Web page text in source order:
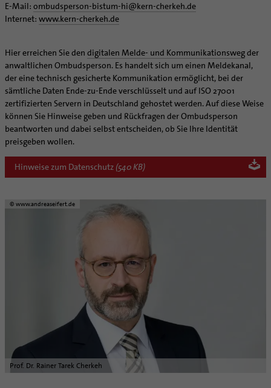
E-Mail: ombudsperson-bistum-hi@kern-cherkeh.de
Internet: www.kern-cherkeh.de
Hier erreichen Sie den digitalen Melde- und Kommunikationswegder
anwaltlichen Ombudsperson. Es handelt sich um einen Meldekanal,
der eine technisch gesicherte Kommunikation ermöglicht, bei der
sämtliche Daten Ende-zu-Ende verschlüsselt und auf ISO 27001
zertifizierten Servern in Deutschland gehostet werden. Auf diese Weise
können Sie Hinweise geben und Rückfragen der Ombudsperson
beantworten und dabei selbst entscheiden, ob Sie Ihre Identität
preisgeben wollen.
Hinweise zum Datenschutz (540 KB)
Prof. Dr. Rainer Tarek Cherkeh
© www.andreaseifert.de